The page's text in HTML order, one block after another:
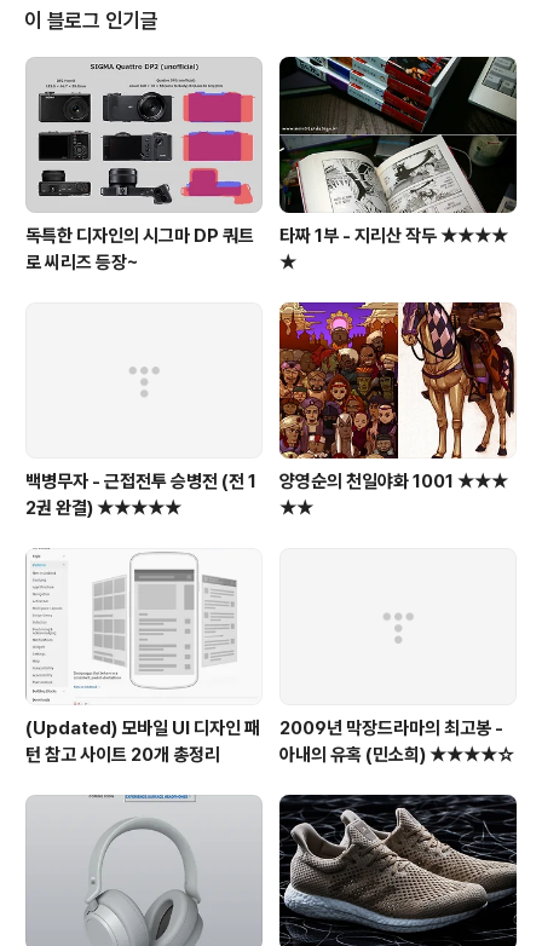
맞는 KIAF는 한국화랑협회 주최로 2002년 처음 열린 이
래 성장 가도를 달리며 국내 최대 미술품 시장이자 아시아
의 대표적 아트페어로 자리 잡고 있다. 지난해에는 150개
화랑과 5만여 명의 관객, 1420만 달러의 매출을 기록했으
며 올해에는 주빈국 스페인을 비롯해 18개국 208개 화랑
이 5000여..
이 블로그 인기글
독특한 디자인의 시그마 DP 쿼트
로 씨리즈 등장~
타짜 1부 - 지리산 작두 ★★★★
★
백병무자 - 근접전투 승병전 (전 1
2권 완결) ★★★★★
양영순의 천일야화 1001 ★★★
★★
(Updated) 모바일 UI 디자인 패
턴 참고 사이트 20개 총정리
2009년 막장드라마의 최고봉 -
아내의 유혹 (민소희) ★★★★☆